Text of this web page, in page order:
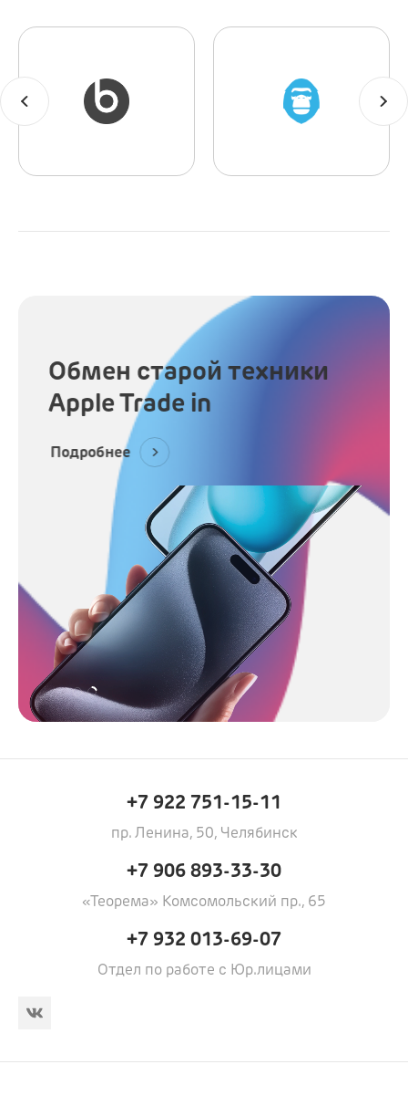
Обмен старой техники
Apple Trade in
Подробнее
+7 922 751-15-11
пр. Ленина, 50, Челябинск
+7 906 893-33-30
«Теорема» Комсомольский пр., 65
+7 932 013-69-07
Отдел по работе с Юр.лицами